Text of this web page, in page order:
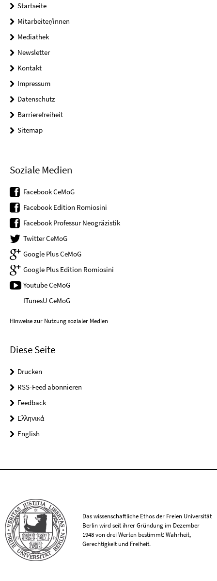
Startseite
Mitarbeiter/innen
Mediathek
Newsletter
Kontakt
Impressum
Datenschutz
Barrierefreiheit
Sitemap
Soziale Medien
Facebook CeMoG
Facebook Edition Romiosini
Facebook Professur Neogräzistik
Twitter CeMoG
Google Plus CeMoG
Google Plus Edition Romiosini
Youtube CeMoG
ITunesU CeMoG
Hinweise zur Nutzung sozialer Medien
Diese Seite
Drucken
RSS-Feed abonnieren
Feedback
Ελληνικά
English
Das wissenschaftliche Ethos der Freien Universität
Berlin wird seit ihrer Gründung im Dezember
1948 von drei Werten bestimmt: Wahrheit,
Gerechtigkeit und Freiheit.